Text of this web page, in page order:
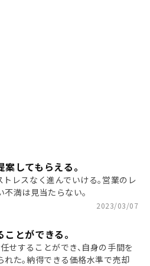
してもらえる。
レスなく進んでいける。営業のレ
不満は見当たらない。
2023/03/07
とができる。
せすることができ、自身の手間を
れた。納得できる価格水準で売却